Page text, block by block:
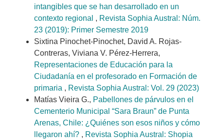
intangibles que se han desarrollado en un
contexto regional , Revista Sophia Austral: Núm.
23 (2019): Primer Semestre 2019
Sixtina Pinochet-Pinochet, David A. Rojas-
Contreras, Viviana V. Pérez-Herrera,
Representaciones de Educación para la
Ciudadanía en el profesorado en Formación de
primaria , Revista Sophia Austral: Vol. 29 (2023)
Matías Vieira G., Pabellones de párvulos en el
Cementerio Municipal “Sara Braun” de Punta
Arenas, Chile: ¿Quiénes son esos niños y cómo
llegaron ahí? , Revista Sophia Austral: Shopia